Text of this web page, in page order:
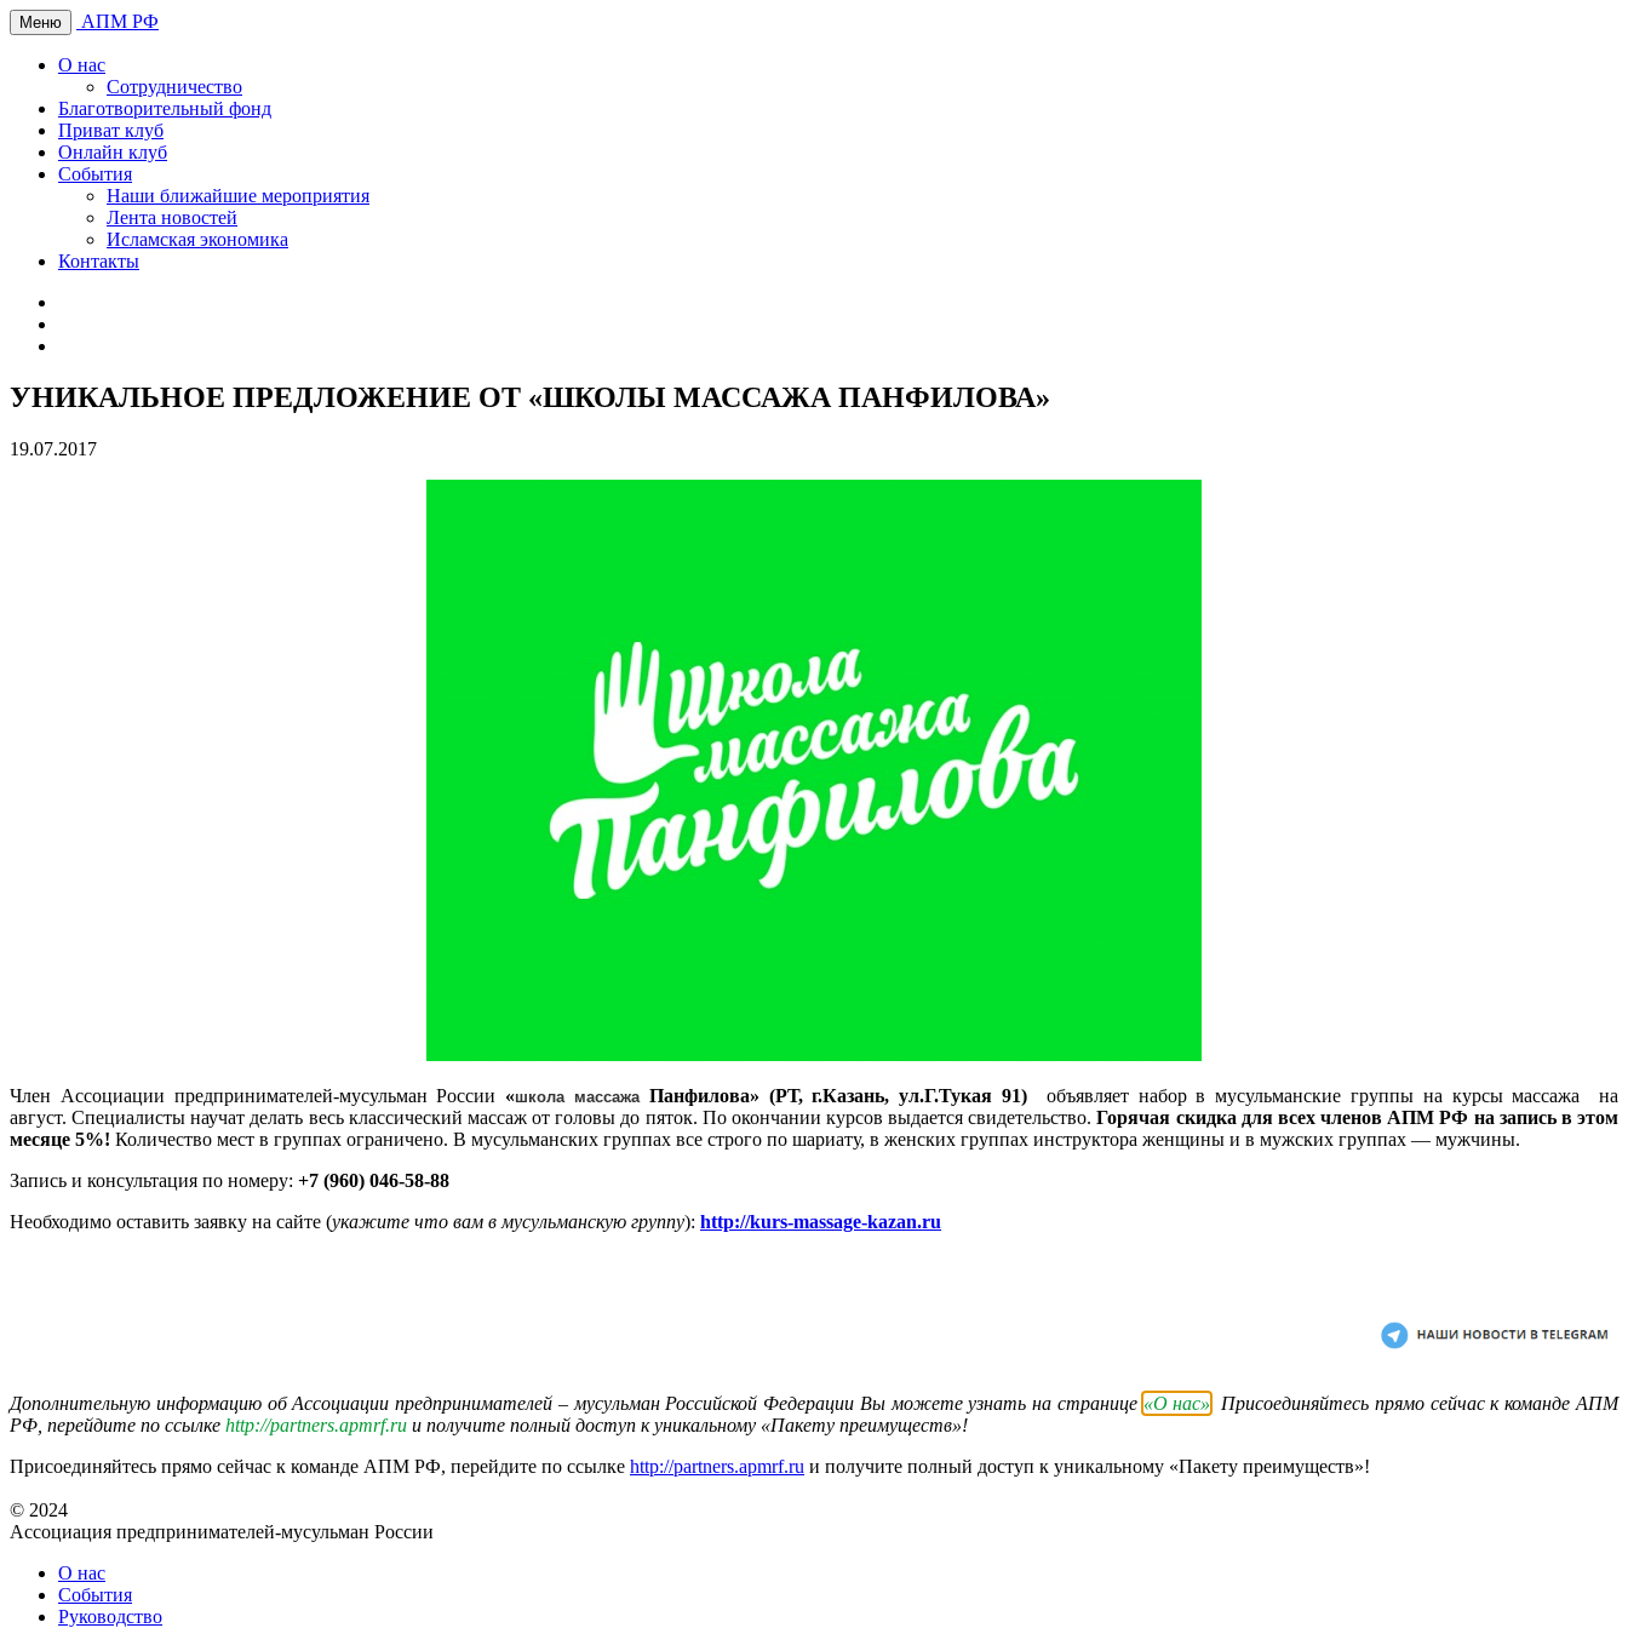
Меню АПМ РФ
О нас
Сотрудничество
Благотворительный фонд
Приват клуб
Онлайн клуб
События
Наши ближайшие мероприятия
Лента новостей
Исламская экономика
Контакты
УНИКАЛЬНОЕ ПРЕДЛОЖЕНИЕ ОТ «ШКОЛЫ МАССАЖА ПАНФИЛОВА»
19.07.2017
Член Ассоциации предпринимателей-мусульман России «школа массажа Панфилова» (РТ, г.Казань, ул.Г.Тукая 91) объявляет набор в мусульманские группы на курсы массажа на
август. Специалисты научат делать весь классический массаж от головы до пяток. По окончании курсов выдается свидетельство.Горячая скидка для всех членов АПМ РФ на запись в этом
месяце 5%! Количество мест в группах ограничено. В мусульманских группах все строго по шариату, в женских группах инструктора женщины и в мужских группах — мужчины.
Запись и консультация по номеру: +7 (960) 046-58-88
Необходимо оставить заявку на сайте (укажите что вам в мусульманскую группу): http://kurs-massage-kazan.ru
Дополнительную информацию об Ассоциации предпринимателей – мусульман Российской Федерации Вы можете узнать на странице «О нас» . Присоединяйтесь прямо сейчас к команде АПМ
РФ, перейдите по ссылке http://partners.apmrf.ru и получите полный доступ к уникальному «Пакету преимуществ»!
Присоединяйтесь прямо сейчас к команде АПМ РФ, перейдите по ссылке http://partners.apmrf.ru и получите полный доступ к уникальному «Пакету преимуществ»!
© 2024
Ассоциация предпринимателей-мусульман России
О нас
События
Руководство